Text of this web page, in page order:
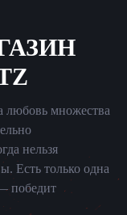
любовь множества
нельзя
Есть только одна
победит